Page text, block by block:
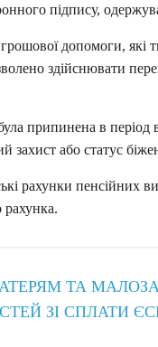
підпису,
допомоги, які
здійснювати
припинена в
захист або статус
рахунки пенсійних
рахунка.
ТА
ЗІ СПЛАТИ